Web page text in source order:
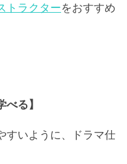
トラクターをおすすめ
る】
すいように、ドラマ仕